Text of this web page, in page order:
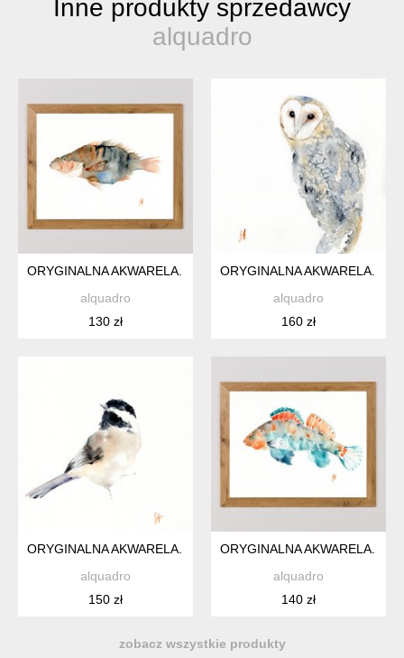
Inne produkty sprzedawcy
alquadro
ORYGINALNA AKWARELA. RYBA
alquadro
130 zł
ORYGINALNA AKWARELA.
alquadro
160 zł
ORYGINALNA AKWARELA. SIKORA UBOGA
alquadro
150 zł
ORYGINALNA AKWARELA.
alquadro
140 zł
zobacz wszystkie produkty